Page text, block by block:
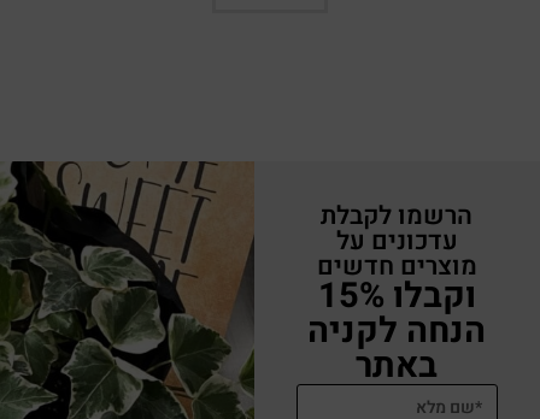
הרשמו לקבלת
עדכונים על
מוצרים חדשים
וקבלו 15%
הנחה לקניה
באתר